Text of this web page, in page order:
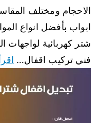
الاحجام ومختلف
ابواب بأفضل انواع
شتر كهربائية لواجهات
فني تركيب اقفال…